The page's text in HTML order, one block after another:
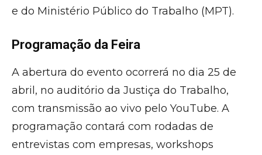
e do Ministério Público do Trabalho (MPT).
Programação da Feira
A abertura do evento ocorrerá no dia 25 de
abril, no auditório da Justiça do Trabalho,
com transmissão ao vivo pelo YouTube. A
programação contará com rodadas de
entrevistas com empresas, workshops